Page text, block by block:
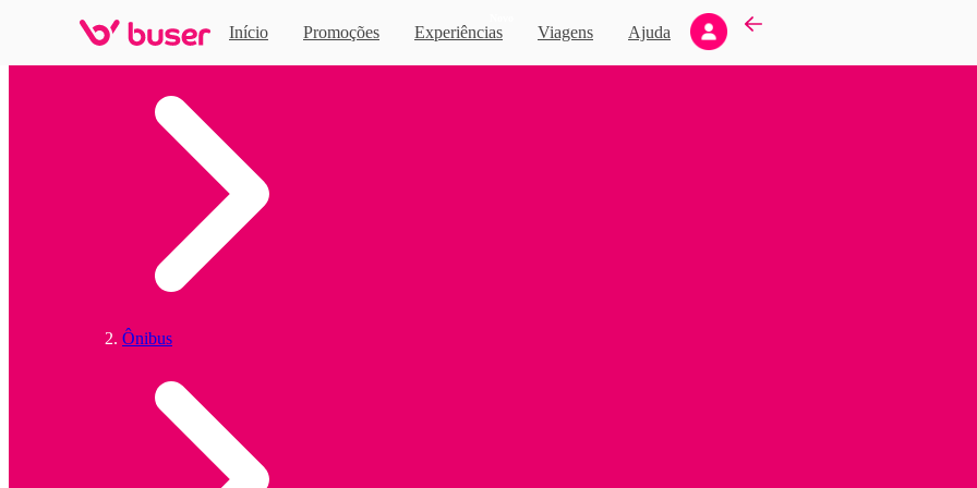
Início Promoções Experiências Viagens Ajuda
Ônibus